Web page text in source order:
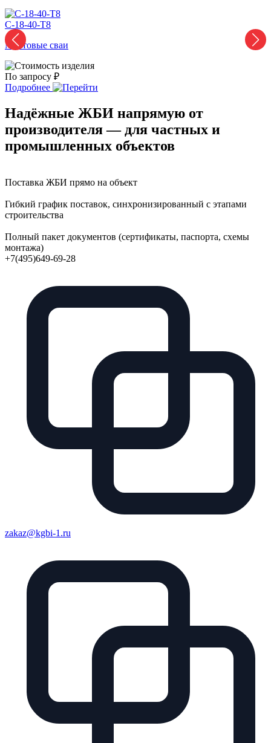
С-18-40-Т8
Мостовые сваи
По запросу ₽
Подробнее
Надёжные ЖБИ напрямую от
производителя — для частных и
промышленных объектов
Поставка ЖБИ прямо на объект
Гибкий график поставок, синхронизированный с этапами
строительства
Полный пакет документов (сертификаты, паспорта, схемы
монтажа)
+7(495)649-69-28
zakaz@kgbi-1.ru